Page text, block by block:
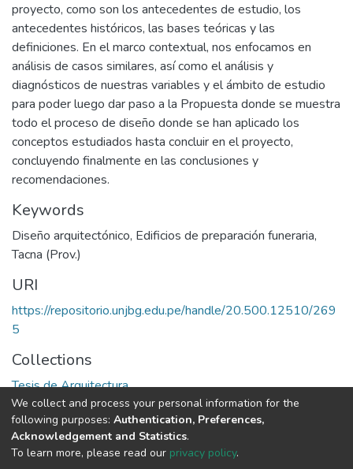
proyecto, como son los antecedentes de estudio, los
antecedentes históricos, las bases teóricas y las
definiciones. En el marco contextual, nos enfocamos en
análisis de casos similares, así como el análisis y
diagnósticos de nuestras variables y el ámbito de estudio
para poder luego dar paso a la Propuesta donde se muestra
todo el proceso de diseño donde se han aplicado los
conceptos estudiados hasta concluir en el proyecto,
concluyendo finalmente en las conclusiones y
recomendaciones.
Keywords
Diseño arquitectónico, Edificios de preparación funeraria,
Tacna (Prov.)
URI
https://repositorio.unjbg.edu.pe/handle/20.500.12510/269
5
Collections
Tesis de Arquitectura
Full item page
DSpace software copyright © 2002-2026
We collect and process your personal information for the
following purposes: Authentication, Preferences,
Acknowledgement and Statistics.
To learn more, please read our privacy policy.